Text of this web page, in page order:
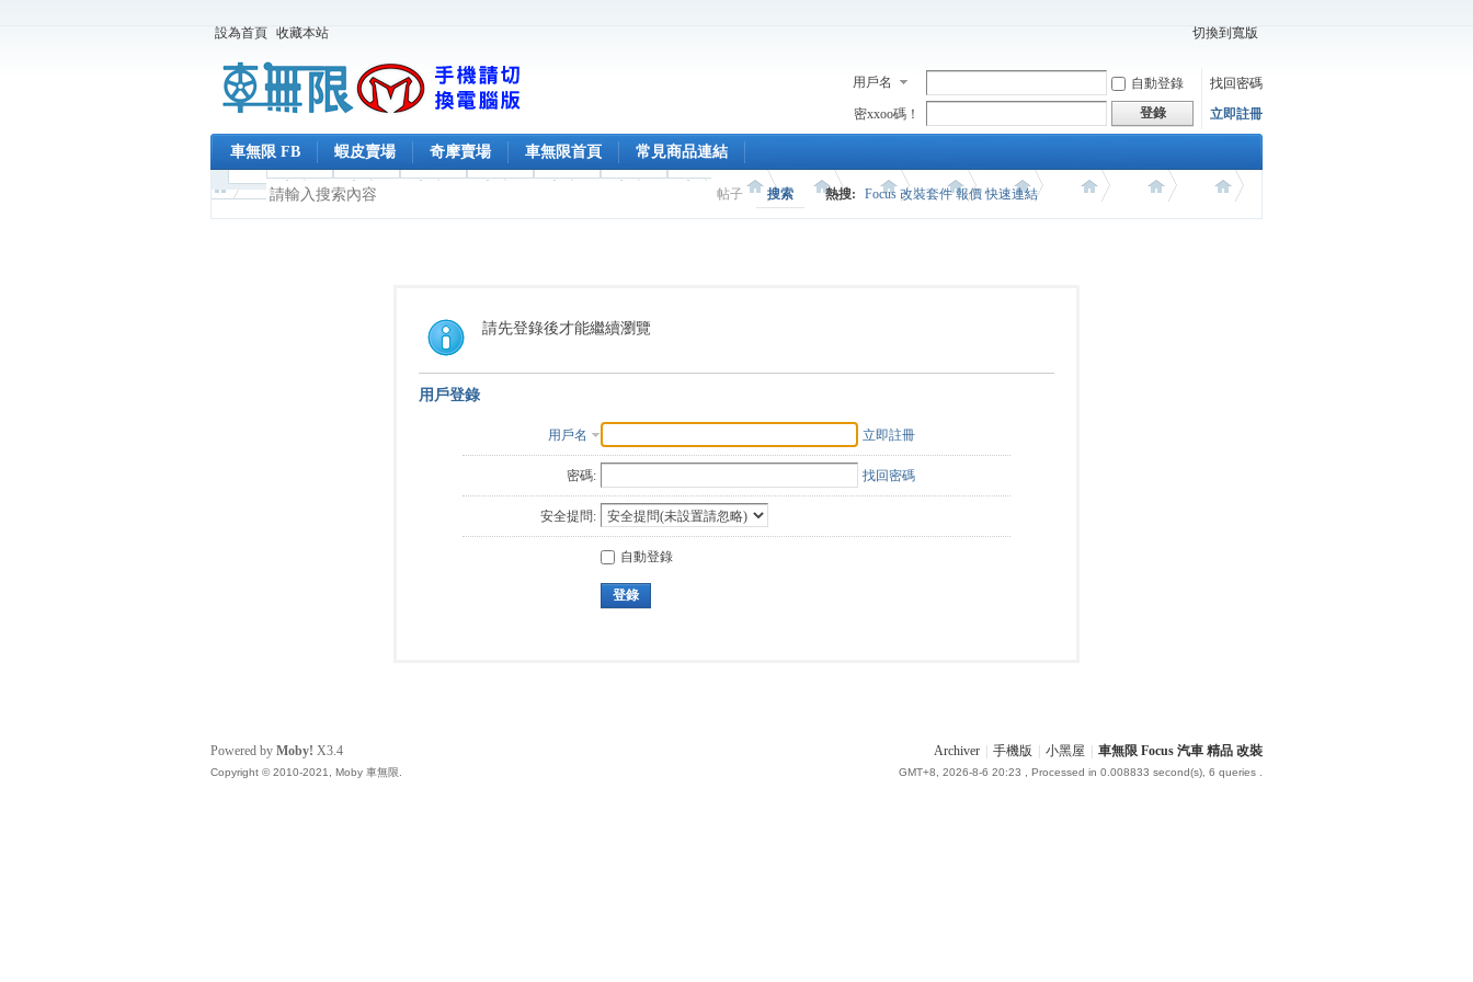
設為首頁 收藏本站 切換到寬版
用戶名 自動登錄
找回密碼
密xxoo碼！
登錄 立即註冊
車無限 FB 蝦皮賣場 奇摩賣場 車無限首頁 常見商品連結
帖子 搜索 熱搜: Focus 改裝套件 報價 快速連結
請先登錄後才能繼續瀏覽
用戶登錄
用戶名 立即註冊
密碼: 找回密碼
安全提問:
自動登錄
登錄
Archiver 手機版 小黑屋 車無限 Focus 汽車 精品 改裝
GMT+8, 2026-8-6 20:23 , Processed in 0.008833 second(s), 6 queries .
Powered by Moby! X3.4
Copyright © 2010-2021, Moby 車無限.